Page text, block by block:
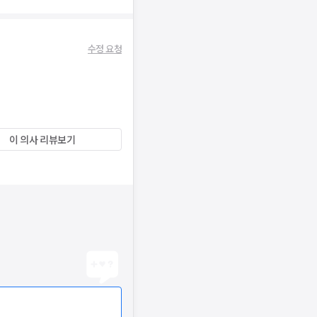
수정 요청
이 의사 리뷰보기